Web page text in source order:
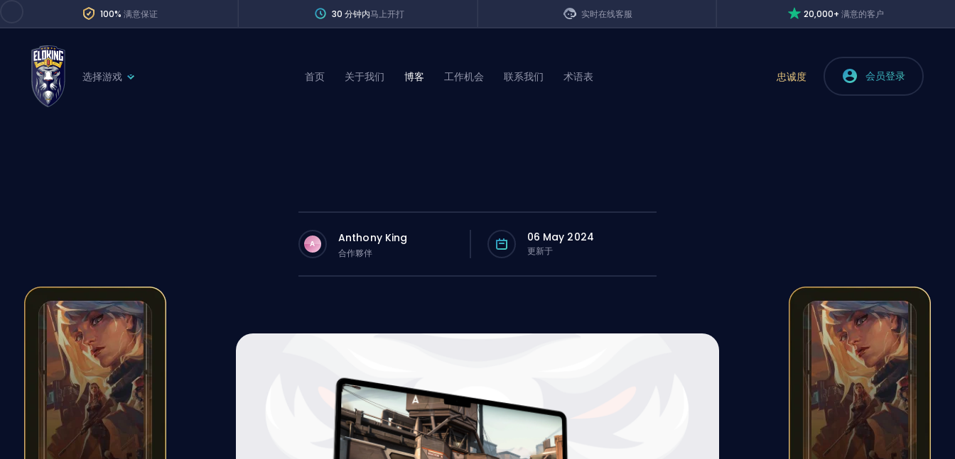
100% 满意保证 30 分钟内马上开打 实时在线客服 20,000+满意的客户
选择游戏
Path of Exile 2
首页 关于我们 博客 工作机会 联系我们 术语表 忠诚度 会员登录
A Anthony King
合作夥伴
06 May 2024
更新于